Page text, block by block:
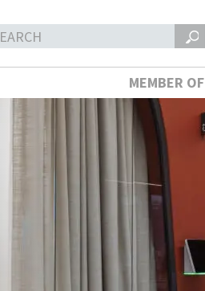
MEMBER OF